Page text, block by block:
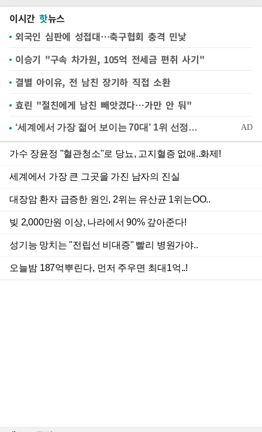
이시간 핫뉴스
외국인 심판에 성접대…축구협회 충격 민낯
이승기 "구속 차가원, 105억 전세금 편취 사기"
결별 아이유, 전 남친 장기하 직접 소환
효린 "절친에게 남친 빼앗겼다…가만 안 둬"